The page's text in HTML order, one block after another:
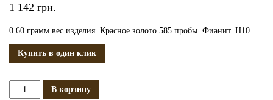
1 142 грн.
0.60 грамм вес изделия. Красное золото 585 пробы. Фианит. H10
Купить в один клик
КоличествоВ корзину